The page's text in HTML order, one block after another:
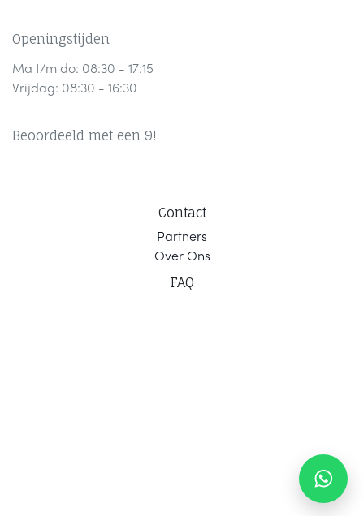
Openingstijden
Ma t/m do: 08:30 - 17:15
Vrijdag: 08:30 - 16:30
Beoordeeld met een 9!
Contact
Partners
Over Ons
FAQ